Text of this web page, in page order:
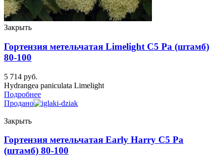
Закрыть
Гортензия метельчатая Limelight C5 Ра (штамб)
80-100
5 714 руб.
Hydrangea paniculata Limelight
Подробнее
Продано
Закрыть
Гортензия метельчатая Early Harry C5 Ра
(штамб) 80-100